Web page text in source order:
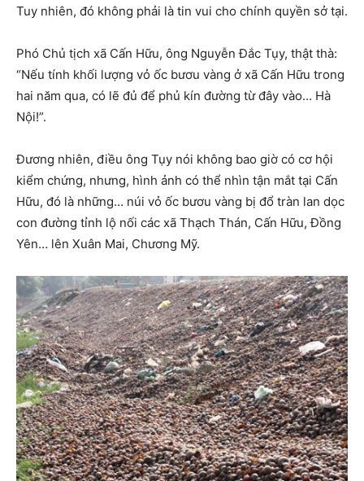
Tuy nhiên, đó không phải là tin vui cho chính quyền sở tại.
Phó Chủ tịch xã Cấn Hữu, ông Nguyễn Đắc Tụy, thật thà:
“Nếu tính khối lượng vỏ ốc bươu vàng ở xã Cấn Hữu trong
hai năm qua, có lẽ đủ để phủ kín đường từ đây vào… Hà
Nội!”.
Đương nhiên, điều ông Tụy nói không bao giờ có cơ hội
kiểm chứng, nhưng, hình ảnh có thể nhìn tận mắt tại Cấn
Hữu, đó là những… núi vỏ ốc bươu vàng bị đổ tràn lan dọc
con đường tỉnh lộ nối các xã Thạch Thán, Cấn Hữu, Đồng
Yên… lên Xuân Mai, Chương Mỹ.